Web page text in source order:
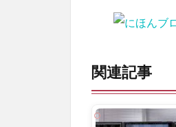
関連記事